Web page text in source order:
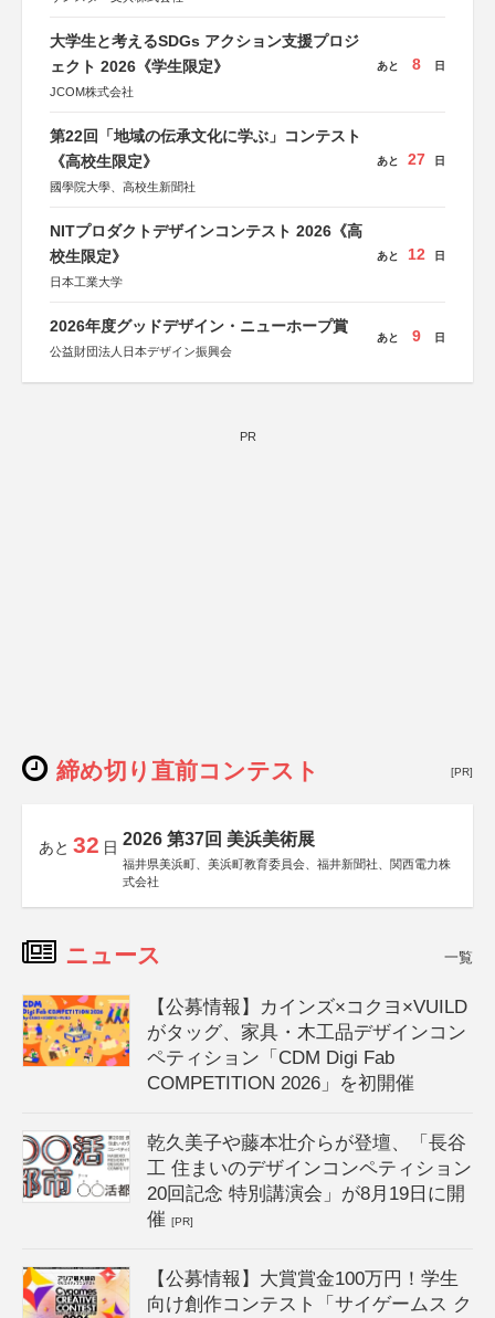
大学生と考えるSDGs アクション支援プロジ
ェクト 2026《学生限定》
JCOM株式会社
あと 8 日
第22回「地域の伝承文化に学ぶ」コンテスト
《高校生限定》
國學院大學、高校生新聞社
あと 27 日
NITプロダクトデザインコンテスト 2026《高
校生限定》
日本工業大学
あと 12 日
2026年度グッドデザイン・ニューホープ賞
公益財団法人日本デザイン振興会
あと 9 日
PR
締め切り直前コンテスト [PR]
あと 32 日 2026 第37回 美浜美術展
福井県美浜町、美浜町教育委員会、福井新聞社、関西電力株
式会社
ニュース 一覧
【公募情報】カインズ×コクヨ×VUILD
がタッグ、家具・木工品デザインコン
ペティション「CDM Digi Fab
COMPETITION 2026」を初開催
乾久美子や藤本壮介らが登壇、「長谷
工 住まいのデザインコンペティション
20回記念 特別講演会」が8月19日に開
催[PR]
【公募情報】大賞賞金100万円！学生
向け創作コンテスト「サイゲームス ク